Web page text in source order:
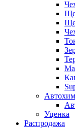
Уценка
Распродажа